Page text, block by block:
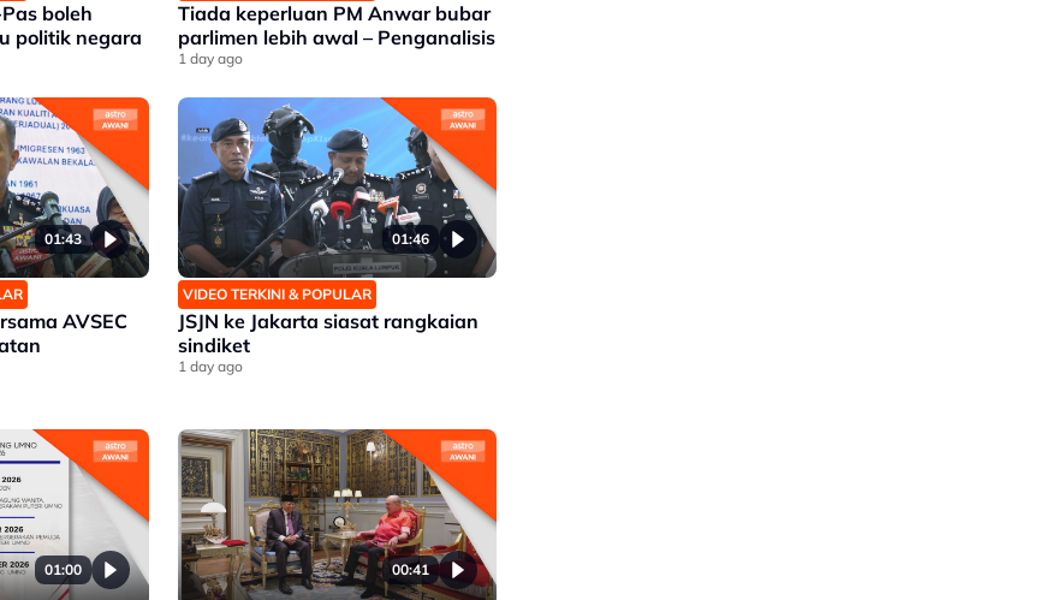
boleh
politik negara
Tiada keperluan PM Anwar bubar
parlimen lebih awal – Penganalisis
1 day ago
01:43
AVSEC
01:46
VIDEO TERKINI & POPULAR
JSJN ke Jakarta siasat rangkaian
sindiket
1 day ago
01:00 00:41